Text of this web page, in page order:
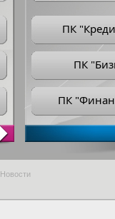
ПК
ПК
ПК
Новости